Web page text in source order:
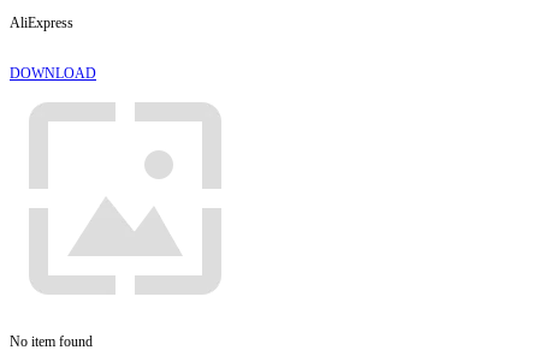
AliExpress
DOWNLOAD
No item found